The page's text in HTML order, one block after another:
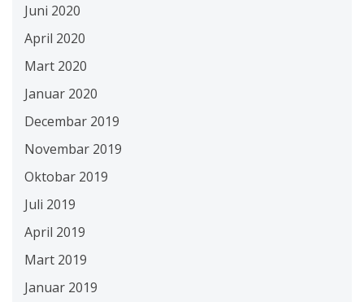
Juni 2020
April 2020
Mart 2020
Januar 2020
Decembar 2019
Novembar 2019
Oktobar 2019
Juli 2019
April 2019
Mart 2019
Januar 2019